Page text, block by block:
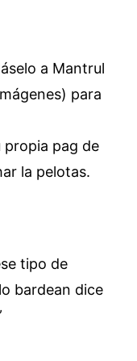
a Mantrul
para
pag de
la pelotas.
tipo de
bardean dice